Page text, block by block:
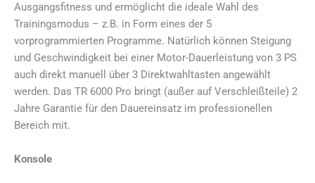
Ausgangsfitness und ermöglicht die ideale Wahl des
Trainingsmodus – z.B. in Form eines der 5
vorprogrammierten Programme. Natürlich können Steigung
und Geschwindigkeit bei einer Motor-Dauerleistung von 3 PS
auch direkt manuell über 3 Direktwahltasten angewählt
werden. Das TR 6000 Pro bringt (außer auf Verschleißteile) 2
Jahre Garantie für den Dauereinsatz im professionellen
Bereich mit.
Konsole